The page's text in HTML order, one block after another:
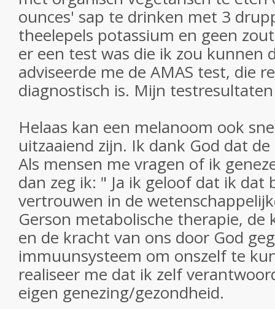
ounces' sap te drinken met 3
theelepels potassium en geen
er een test was die ik zou kunnen
adviseerde me de AMAS test, die
diagnostisch is. Mijn
Helaas kan een melanoom ook
uitzaaiend zijn. Ik dank God dat
Als mensen me vragen of ik
dan zeg ik: " Ja ik geloof dat ik dat
vertrouwen in de
Gerson metabolische therapie, de
en de kracht van ons door God
immuunsysteem om onszelf te
realiseer me dat ik zelf
eigen genezing/gezondheid.